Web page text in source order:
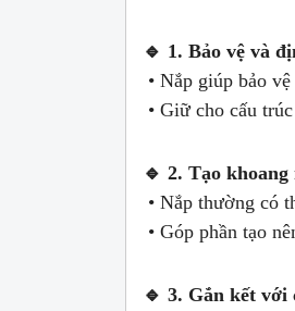
🔹 1. Bảo vệ và
• Nắp giúp bảo
• Giữ cho cấu
🔹 2. Tạo
• Nắp thường có
• Góp phần tạo
🔹 3. Gắn kết với